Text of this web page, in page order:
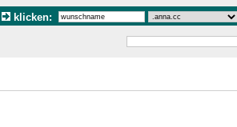
klicken: